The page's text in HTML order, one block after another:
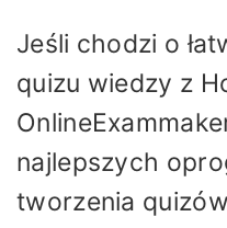
Jeśli chodzi o
quizu wiedzy z
najlepszych
tworzenia